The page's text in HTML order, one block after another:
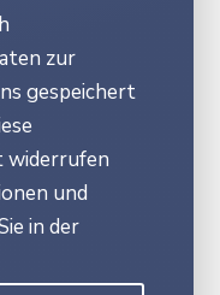
zur
gespeichert
widerrufen
und
in der